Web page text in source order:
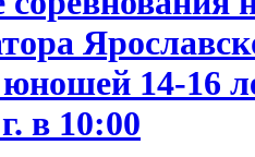
юношей 14-16
в 10:00